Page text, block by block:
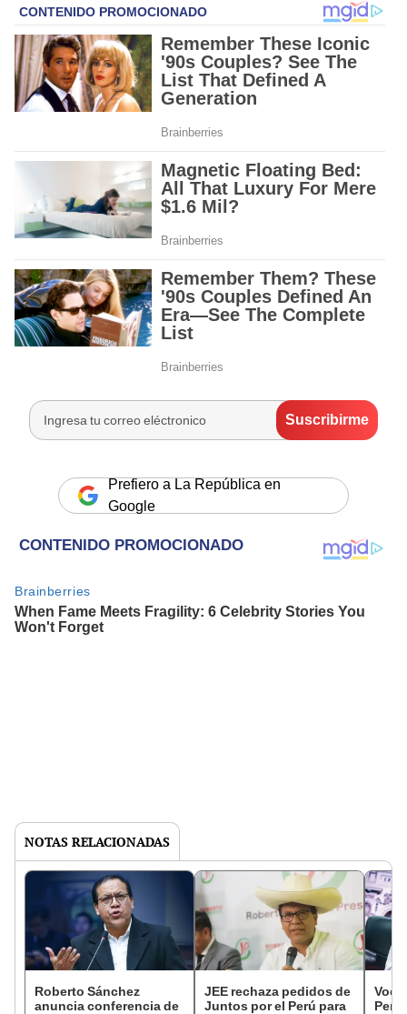
Prefiero a La República en
Google
NOTAS RELACIONADAS
Roberto Sánchez
anuncia conferencia de
JEE rechaza pedidos de
Juntos por el Perú para
Perú